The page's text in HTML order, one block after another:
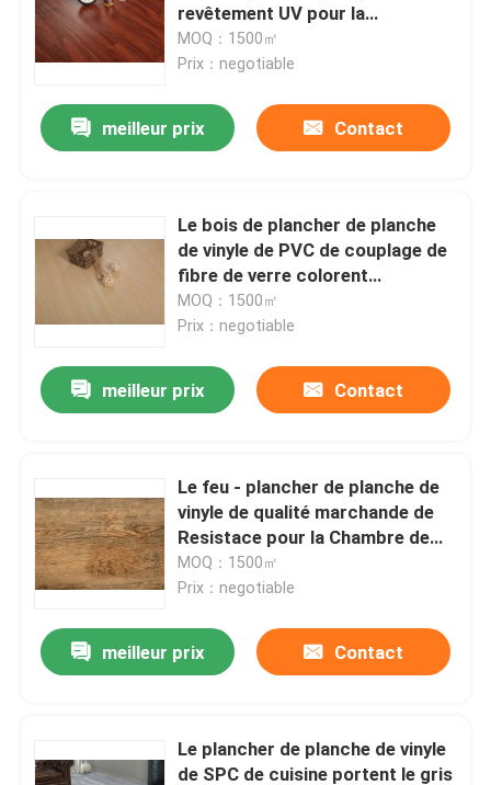
Home
About Us
Contact Us
Request A Quote
Film décoratif de PVC
Le PVC a stratifié le film
revêtement UV pour la
protection extérieure
MOQ：1500㎡
Prix：negotiable
meilleur prix Contact
Le bois de plancher de planche
de vinyle de PVC de couplage de
fibre de verre colorent
l'installation facile
MOQ：1500㎡
Prix：negotiable
meilleur prix Contact
Le feu - plancher de planche de
vinyle de qualité marchande de
Resistace pour la Chambre de
danse
MOQ：1500㎡
Prix：negotiable
meilleur prix Contact
Le plancher de planche de vinyle
de SPC de cuisine portent le gris